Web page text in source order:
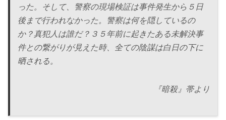
った。そして、警察の現場検証は事件発生から５日
後まで行われなかった。警察は何を隠しているの
か？真犯人は誰だ？３５年前に起きたある未解決事
件との繋がりが見えた時、全ての陰謀は白日の下に
晒される。
『暗殺』帯より